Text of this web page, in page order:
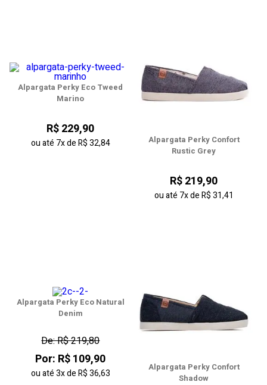
Alpargata Perky Eco Tweed
Marino
R$ 229,90
ou até 7xdeR$ 32,84
Alpargata Perky Confort
Rustic Grey
R$ 219,90
ou até 7xdeR$ 31,41
Alpargata Perky Eco Natural
Denim
De: R$ 219,80
Por: R$ 109,90
ou até3xdeR$ 36,63
Alpargata Perky Confort
Shadow